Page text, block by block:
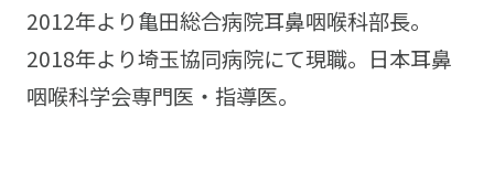
2012年より亀田総合病院耳鼻咽喉科部長。
2018年より埼玉協同病院にて現職。日本耳鼻
咽喉科学会専門医・指導医。